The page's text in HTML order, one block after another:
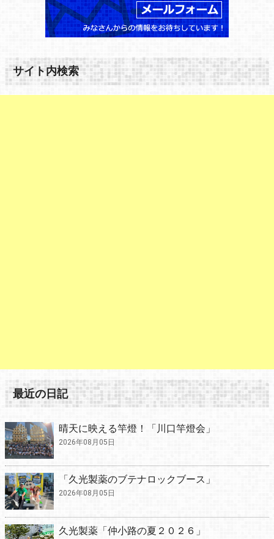
サイト内検索
最近の日記
晴天に映える竿燈！「川口竿燈会」
2026年08月05日
「久光製薬のブテナロックブース」
2026年08月05日
久光製薬「仲小路の夏２０２６」